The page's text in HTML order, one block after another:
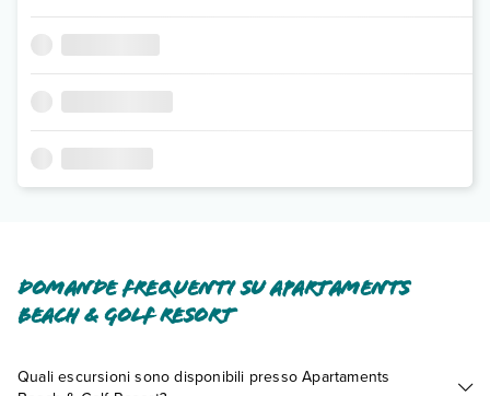
Domande frequenti su Apartaments
Beach & Golf Resort
Quali escursioni sono disponibili presso Apartaments